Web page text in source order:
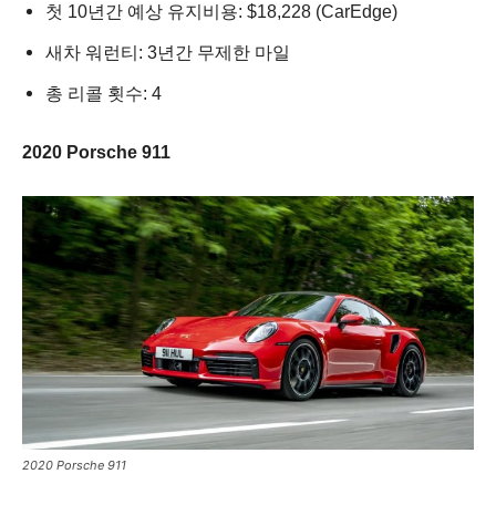
첫 10년간 예상 유지비용: $18,228 (CarEdge)
새차 워런티: 3년간 무제한 마일
총 리콜 횟수: 4
2020 Porsche 911
2020 Porsche 911